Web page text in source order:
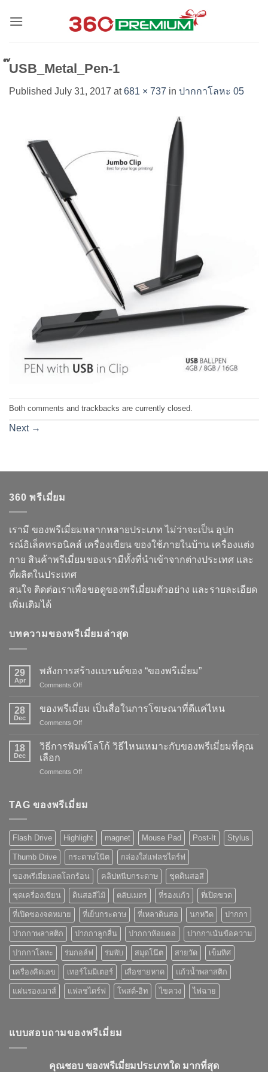
๊USB_Metal_Pen-1
Published July 31, 2017 at681 × 737 in ปากกาโลหะ 05
Both comments and trackbacks are currently closed.
Next →
360 พรีเมี่ยม
เรามี ของพรีเมี่ยมหลากหลายประเภท ไม่ว่าจะเป็น อุปก
รณ์อิเล็คทรอนิคส์ เครื่องเขียน ของใช้ภายในบ้าน เครื่องแต่ง
กาย สินค้าพรีเมี่ยมของเรามีทั้งที่นำเข้าจากต่างประเทศ และ
ที่ผลิตในประเทศ
สนใจ ติดต่อเราเพื่อขอดูของพรีเมี่ยมตัวอย่าง และรายละเอียด
เพิ่มเติมได้
บทความของพรีเมี่ยมล่าสุด
29
Apr
พลังการสร้างแบรนด์ของ “ของพรีเมี่ยม”
Comments Offon
“ของ
28
Dec
ของพรีเมี่ยม เป็นสื่อในการโฆษณาที่ดีแค่ไหน
Comments Offon
พรี
เป็น
การ
ดี
แค่
ไหน
18
Dec
วิธีการพิมพ์โลโก้ วิธีไหนเหมาะกับของพรีเมี่ยมที่คุณ
เลือก
Comments Offon
พิมพ์
ไหน
เหมาะ
กับ
พรี
เมี่
ยม
ที่
คุณ
เลือก
TAG ของพรีเมี่ยม
Flash Drive Highlight magnet Mouse Pad Post-It Stylus
Thumb Drive กระดาษโน๊ต กล่องใส่แฟลชไดร์ฟ
ของพรีเมี่ยมลดโลกร้อน คลิปหนีบกระดาษ ชุดดินสอสี
ชุดเครื่องเขียน ดินสอสีไม้ ตลับเมตร ที่รองแก้ว ที่เปิดขวด
ที่เปิดซองจดหมาย ที่เย็บกระดาษ ที่เหลาดินสอ นกหวีด ปากกา
ปากกาพลาสติก ปากกาลูกลื่น ปากกาห้อยคอ ปากกาเน้นข้อความ
ปากกาโลหะ ร่มกอล์ฟ ร่มพับ สมุดโน๊ต สายวัด เข็มทิศ
เครื่องคิดเลข เทอร์โมมิเตอร์ เสื่อชายหาด แก้วน้ำพลาสติก
แผ่นรองเมาส์ แฟลชไดร์ฟ โพสต์-อิท ไขควง ไฟฉาย
แบบสอบถามของพรีเมี่ยม
คุณชอบ ของพรีเมี่ยมประเภทใด มากที่สุด